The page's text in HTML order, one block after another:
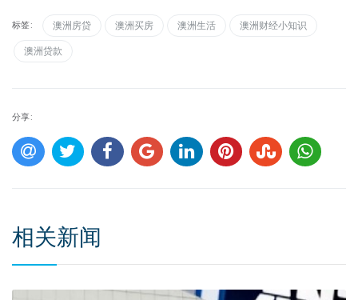
标签: 澳洲房贷 澳洲买房 澳洲生活 澳洲财经小知识
澳洲贷款
分享:
相关新闻